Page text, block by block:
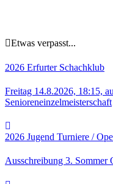
Etwas verpasst...
2026 Erfurter Schachklub
Freitag 14.8.2026, 18:15,
Senioreneinzelmeisterschaft
2026 Jugend Turniere /
Ausschreibung 3. Sommer